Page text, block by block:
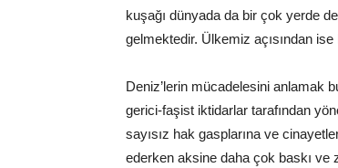
kuşağı dünyada da bir çok yerde
gelmektedir. Ülkemiz açısından
Deniz’lerin mücadelesini anlamak
gerici-faşist iktidarlar tarafından
sayısız hak gasplarına ve
ederken aksine daha çok baskı ve